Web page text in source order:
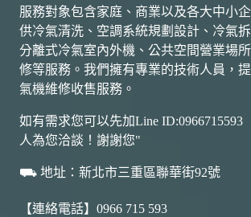
服務對象包含家庭、商業以及各大中小
供冷氣清洗、空調系統規劃設計、冷氣
分離式冷氣室內外機、公共空間營業場
修等服務。我們擁有專業的技術人員，
氣機維修收售服務。
如有需求您可以先加Line ID:0966715593
人為您洽談！謝謝您"
⛟ 地址：新北市三重區聯華街92號
【連絡電話】0966 715 593